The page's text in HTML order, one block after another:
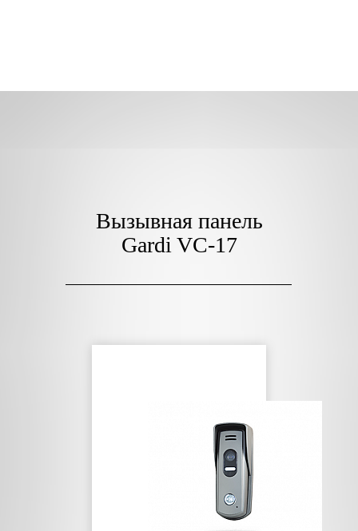
Вызывная панель
Gardi VC-17